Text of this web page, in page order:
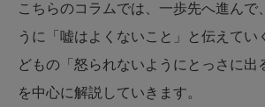
こちらのコラムでは、一歩先へ進んで
うに「嘘はよくないこと」と伝えてい
どもの「怒られないようにとっさに出
を中心に解説していきます。